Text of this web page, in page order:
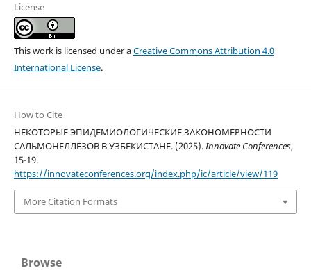
License
This work is licensed under aCreative Commons Attribution 4.0
International License.
How to Cite
НЕКОТОРЫЕ ЭПИДЕМИОЛОГИЧЕСКИЕ ЗАКОНОМЕРНОСТИ
САЛЬМОНЕЛЛЁЗОВ В УЗБЕКИСТАНЕ. (2025).Innovate Conferences,
15-19.
https://innovateconferences.org/index.php/ic/article/view/119
More Citation Formats
Browse